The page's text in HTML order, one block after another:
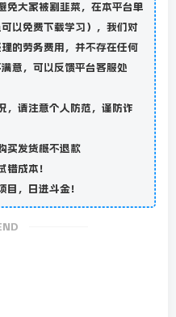
免大家被割韭菜，在本平台单
以免费下载学习），我们对
的劳务费用，并不存在任何
意，可以反馈平台客服处
，请注意个人防范，谨防诈
买发货概不退款
成本！
，日进斗金！